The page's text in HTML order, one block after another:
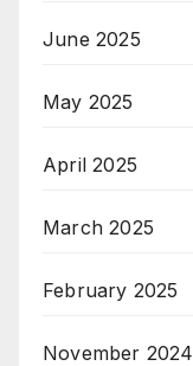
June 2025
May 2025
April 2025
March 2025
February 2025
November 2024